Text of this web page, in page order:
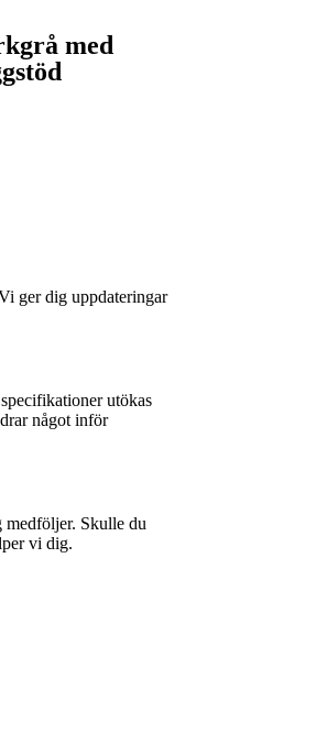
med
ger dig uppdateringar
utökas
något inför
medföljer. Skulle du
vi dig.